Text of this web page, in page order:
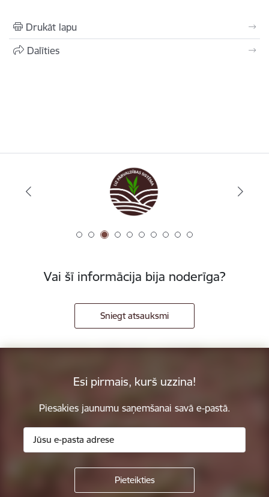
Drukāt lapu
Dalīties
Vai šī informācija bija noderīga?
Sniegt atsauksmi
Esi pirmais, kurš uzzina!
Piesakies jaunumu saņemšanai savā e-pastā.